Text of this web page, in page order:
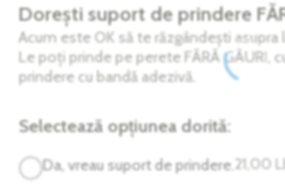
Dorești suport de prindere
Acum este OK să te răzgândești asupra
Le poți prinde pe perete FĂRĂ GĂURI,
prindere cu bandă adezivă.
Selectează opțiunea dorită:
Da, vreau suport de prindere. 21,00